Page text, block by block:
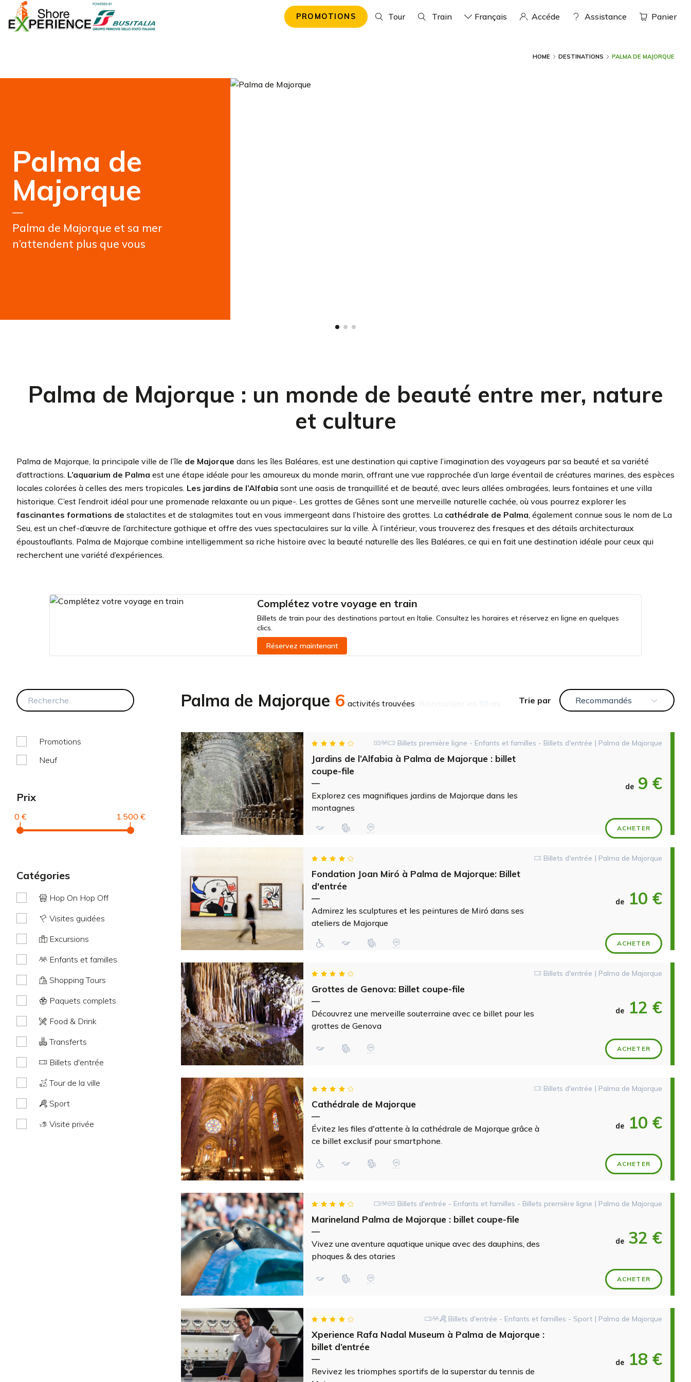
PROMOTIONS Tour Train Français Accéde assistance Panier
HOME DESTINATIONS PALMA DE MAJORQUE
Palma de
Majorque
—
Palma de Majorque et sa mer
n’attendent plus que vous
Palma de Majorque : un monde de beauté entre mer, nature
et culture
Palma de Majorque, la principale ville de l’île de Majorque dans les îles Baléares, est une destination qui captive l’imagination des voyageurs par sa beauté et sa variété
d’attractions. L’aquarium de Palma est une étape idéale pour les amoureux du monde marin, offrant une vue rapprochée d’un large éventail de créatures marines, des espèces
locales colorées à celles des mers tropicales. Les jardins de l’Alfabia sont une oasis de tranquillité et de beauté, avec leurs allées ombragées, leurs fontaines et une villa
historique. C’est l’endroit idéal pour une promenade relaxante ou un pique-. Les grottes de Gênes sont une merveille naturelle cachée, où vous pourrez explorer les
fascinantes formations de stalactites et de stalagmites tout en vous immergeant dans l’histoire des grottes. La cathédrale de Palma, également connue sous le nom de La
Seu, est un chef-d’œuvre de l’architecture gothique et offre des vues spectaculaires sur la ville. À l’intérieur, vous trouverez des fresques et des détails architecturaux
époustouflants. Palma de Majorque combine intelligemment sa riche histoire avec la beauté naturelle des îles Baléares, ce qui en fait une destination idéale pour ceux qui
recherchent une variété d’expériences.
Complétez votre voyage en train
Billets de train pour des destinations partout en Italie. Consultez les horaires et réservez en ligne en quelques
clics.
Réservez maintenant
Palma de Majorque 6 activités trouvées Trie par Recommandés
Promotions
Neuf
Prix
0 €
|
1.500 €
|
catégories
Hop On Hop Off
Visites guidées
Excursions
Enfants et familles
Shopping Tours
Paquets complets
Food & Drink
Transferts
Billets d'entrée
Tour de la ville
Sport
Visite privée
Billets première ligne - Enfants et familles - Billets d'entrée | Palma de Majorque
Jardins de l’Alfabia à Palma de Majorque : billet
coupe-file
—
Explorez ces magnifiques jardins de Majorque dans les
montagnes
de 9 €
ACHETER
Billets d'entrée | Palma de Majorque
Fondation Joan Miró à Palma de Majorque: Billet
d'entrée
—
Admirez les sculptures et les peintures de Miró dans ses
ateliers de Majorque
de 10 €
ACHETER
Billets d'entrée | Palma de Majorque
Grottes de Genova: Billet coupe-file
—
Découvrez une merveille souterraine avec ce billet pour les
grottes de Genova
de 12 €
ACHETER
Billets d'entrée | Palma de Majorque
Cathédrale de Majorque
—
Évitez les files d'attente à la cathédrale de Majorque grâce à
ce billet exclusif pour smartphone.
de 10 €
ACHETER
Billets d'entrée - Enfants et familles - Billets première ligne | Palma de Majorque
Marineland Palma de Majorque : billet coupe-file
—
Vivez une aventure aquatique unique avec des dauphins, des
phoques & des otaries
de 32 €
ACHETER
Billets d'entrée - Enfants et familles - Sport | Palma de Majorque
Xperience Rafa Nadal Museum à Palma de Majorque :
billet d’entrée
—
Revivez les triomphes sportifs de la superstar du tennis de
de 18 €